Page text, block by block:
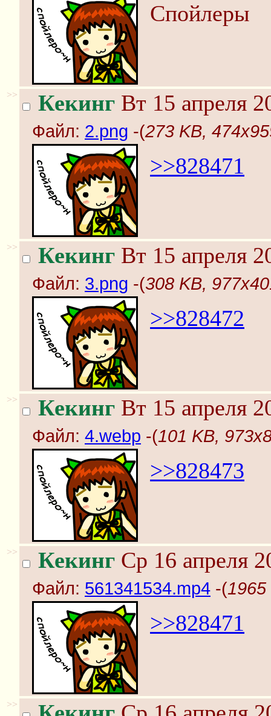
Спойлеры
>> Кекинг Вт 15 апреля
Файл: 2.png -(273 KB,
>>828471
>> Кекинг Вт 15 апреля
Файл: 3.png -(308 KB,
>>828472
>> Кекинг Вт 15 апреля
Файл: 4.webp -(101 KB,
>>828473
>> Кекинг Ср 16 апреля
Файл: 561341534.mp4 -(1965
>>828471
>>